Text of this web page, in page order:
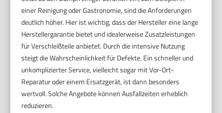
einer Reinigung oder Gastronomie, sind die Anforderungen
deutlich höher. Hier ist wichtig, dass der Hersteller eine lange
Herstellergarantie bietet und idealerweise Zusatzleistungen
für Verschleißteile anbietet. Durch die intensive Nutzung
steigt die Wahrscheinlichkeit für Defekte. Ein schneller und
unkomplizierter Service, vielleicht sogar mit Vor-Ort-
Reparatur oder einem Ersatzgerät, ist dann besonders
wertvoll. Solche Angebote können Ausfallzeiten erheblich
reduzieren.